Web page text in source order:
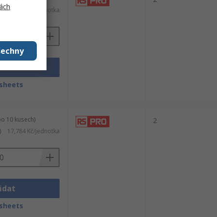
69,702 Kč/jednotka
10 kusech)
17,784 Kč/jednotka
2